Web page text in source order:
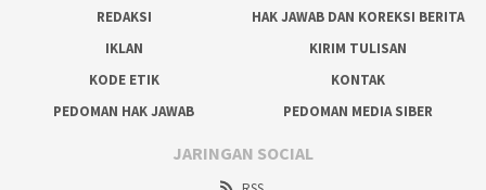
REDAKSI
HAK JAWAB DAN KOREKSI BERITA
IKLAN
KIRIM TULISAN
KODE ETIK
KONTAK
PEDOMAN HAK JAWAB
PEDOMAN MEDIA SIBER
JARINGAN SOCIAL